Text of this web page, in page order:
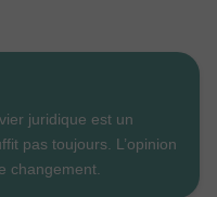
juridique est un
pas toujours. L’opinion
changement.